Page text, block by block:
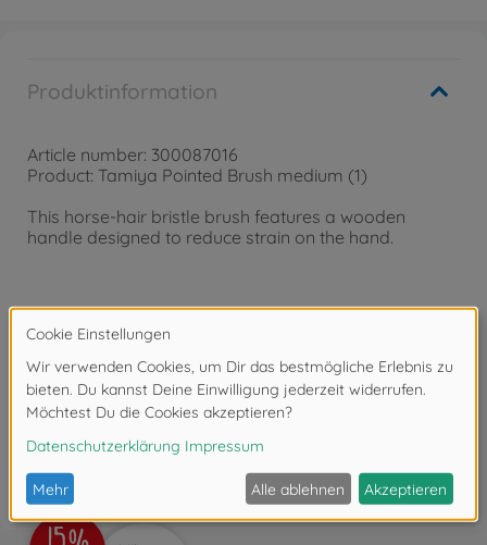
Produktinformation
Article number: 300087016
Product: Tamiya Pointed Brush medium (1)
This horse-hair bristle brush features a wooden
handle designed to reduce strain on the hand.
Bewertungen (2)
FAQ